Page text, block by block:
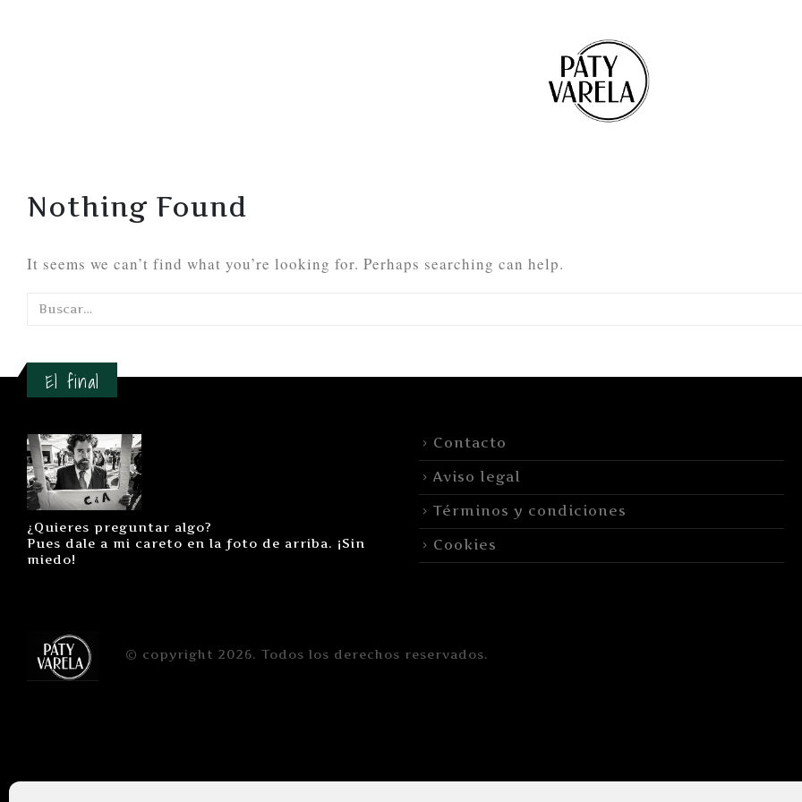
Nothing Found
It seems we can’t find what you’re looking for. Perhaps searching can help.
El final
¿Quieres preguntar algo?
Pues dale a mi careto en la foto de arriba. ¡Sin
miedo!
Contacto
Aviso legal
Términos y condiciones
Cookies
© copyright 2026. Todos los derechos reservados.